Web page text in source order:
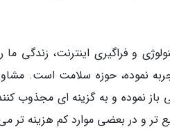
و فراگیری اینترنت،
نموده، حوزه سلامت است.
نموده و به گزینه ای مجذوب
و در بعضی موارد کم هزینه تر